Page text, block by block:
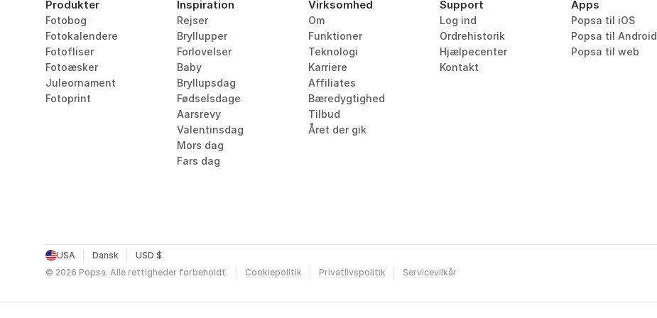
Produkter
Fotobog
Fotokalendere
Fotofliser
Fotoæsker
Juleornament
Fotoprint
Inspiration
Rejser
Bryllupper
Forlovelser
Baby
Bryllupsdag
Fødselsdage
Aarsrevy
Valentinsdag
Mors dag
Fars dag
Virksomhed
Om
Funktioner
Teknologi
Karriere
Affiliates
Bæredygtighed
Tilbud
Året der gik
Support
Log ind
Ordrehistorik
Hjælpecenter
Kontakt
Apps
Popsa til iOS
Popsa til Android
Popsa til web
USA Dansk
USD $
© 2026 Popsa. Alle rettigheder forbeholdt. Cookiepolitik Privatlivspolitik Servicevilkår